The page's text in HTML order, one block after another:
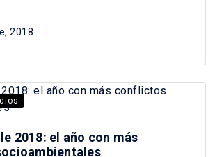
2018
2018: el año con más